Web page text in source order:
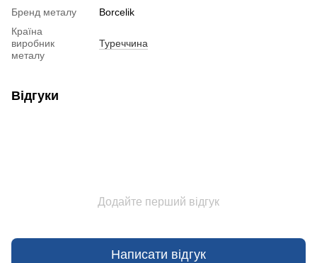
Бренд металу
Borcelik
Країна
виробник
металу
Туреччина
Відгуки
Додайте перший відгук
Написати відгук